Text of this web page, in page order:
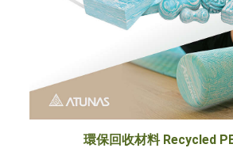
環保回收材料 Recycled PE Foam